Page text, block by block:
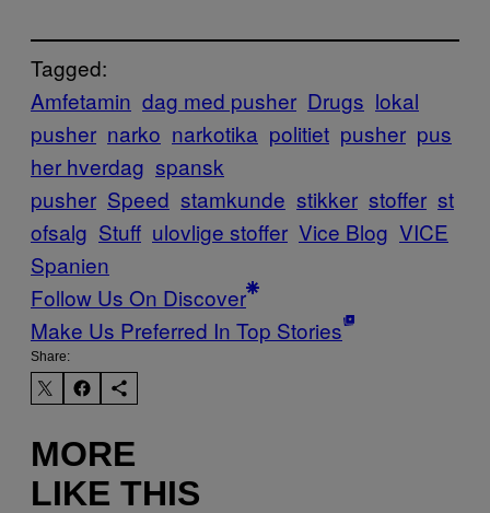
Tagged:
Amfetamin dag med pusher Drugs lokal
pusher narko narkotika politiet pusher pus
her hverdag spansk
pusher Speed stamkunde stikker stoffer st
ofsalg Stuff ulovlige stoffer Vice Blog VICE
Spanien
Follow Us On Discover
Make Us Preferred In Top Stories
Share:
MORE
LIKE THIS